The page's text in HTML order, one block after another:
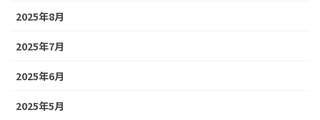
2025年8月
2025年7月
2025年6月
2025年5月